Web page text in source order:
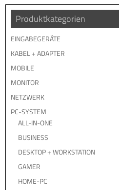
Produktkategorien
EINGABEGERÄTE
KABEL + ADAPTER
MOBILE
MONITOR
NETZWERK
PC-SYSTEM
ALL-IN-ONE
BUSINESS
DESKTOP + WORKSTATION
GAMER
HOME-PC